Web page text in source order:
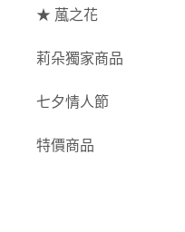
主花
菊花
-
蘭花⧸大理花
康乃馨
★ 葻之花
莉朵獨家商品
七夕情人節
特價商品